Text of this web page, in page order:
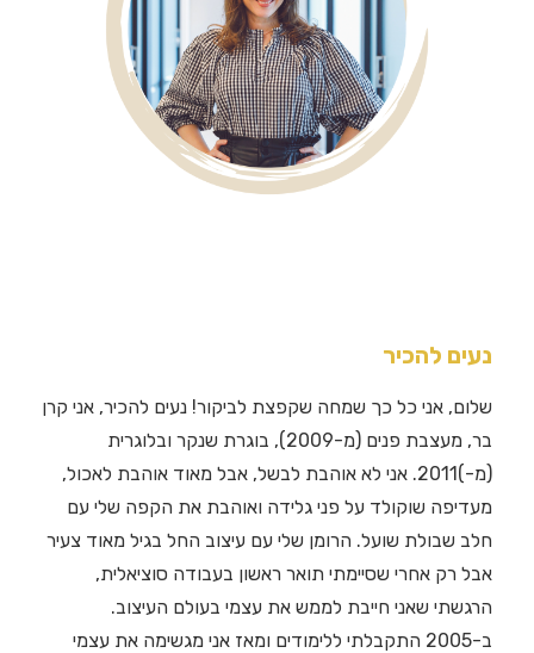
נעים להכיר
שלום, אני כל כך שמחה שקפצת לביקור! נעים להכיר, אני קרן
בר, מעצבת פנים (מ-2009), בוגרת שנקר ובלוגרית
(מ-)2011. אני לא אוהבת לבשל, אבל מאוד אוהבת לאכול,
מעדיפה שוקולד על פני גלידה ואוהבת את הקפה שלי עם
חלב שבולת שועל. הרומן שלי עם עיצוב החל בגיל מאוד צעיר
אבל רק אחרי שסיימתי תואר ראשון בעבודה סוציאלית,
הרגשתי שאני חייבת לממש את עצמי בעולם העיצוב.
ב-2005 התקבלתי ללימודים ומאז אני מגשימה את עצמי